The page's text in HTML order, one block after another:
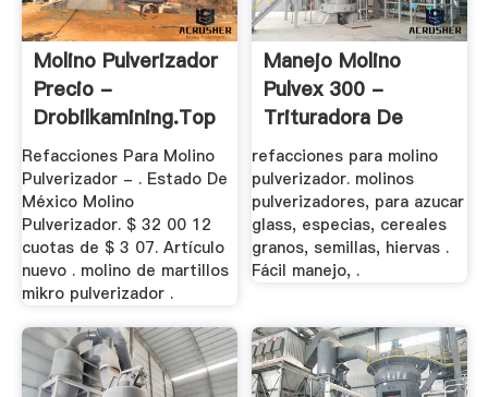
Molino Pulverizador
Precio -
Drobilkamining.top
Refacciones Para Molino
Pulverizador - . Estado De
México Molino
Pulverizador. $ 32 00 12
cuotas de $ 3 07. Artículo
nuevo . molino de martillos
mikro pulverizador .
Manejo Molino
Pulvex 300 -
Trituradora De
Precio .
refacciones para molino
pulverizador. molinos
pulverizadores, para azucar
glass, especias, cereales
granos, semillas, hiervas .
Fácil manejo, .